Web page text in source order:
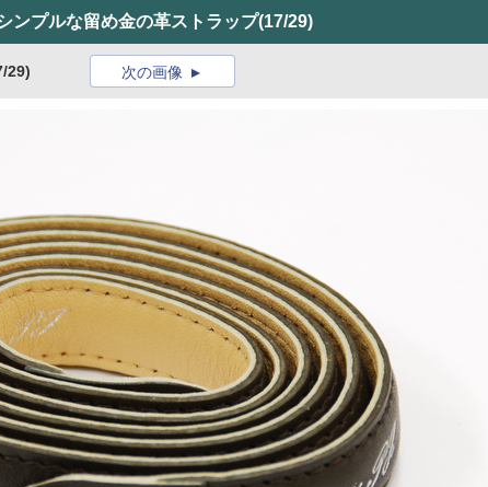
ンプルな留め金の革ストラップ(17/29)
29) 次の画像